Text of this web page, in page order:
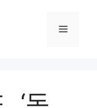
Menu